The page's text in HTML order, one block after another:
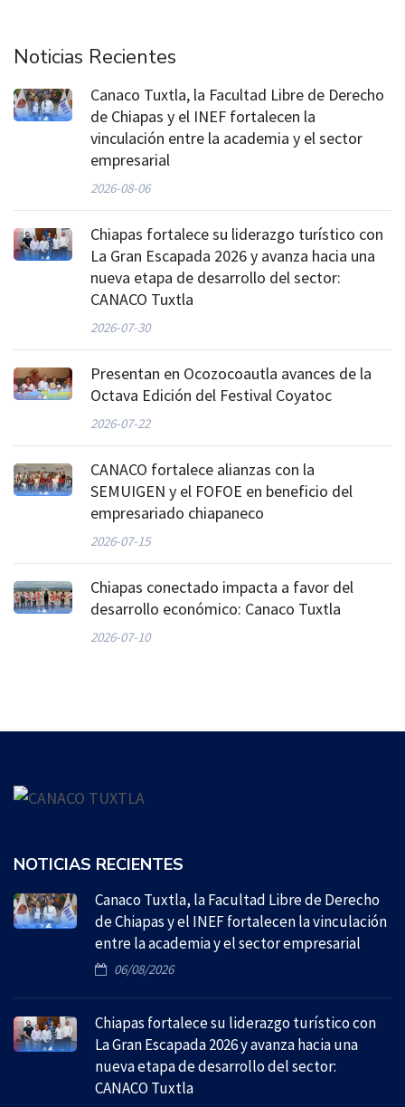
Noticias Recientes
Canaco Tuxtla, la Facultad Libre de Derecho
de Chiapas y el INEF fortalecen la
vinculación entre la academia y el sector
empresarial
2026-08-06
Chiapas fortalece su liderazgo turístico con
La Gran Escapada 2026 y avanza hacia una
nueva etapa de desarrollo del sector:
CANACO Tuxtla
2026-07-30
Presentan en Ocozocoautla avances de la
Octava Edición del Festival Coyatoc
2026-07-22
CANACO fortalece alianzas con la
SEMUIGEN y el FOFOE en beneficio del
empresariado chiapaneco
2026-07-15
Chiapas conectado impacta a favor del
desarrollo económico: Canaco Tuxtla
2026-07-10
NOTICIAS RECIENTES
Canaco Tuxtla, la Facultad Libre de Derecho
de Chiapas y el INEF fortalecen la vinculación
entre la academia y el sector empresarial
06/08/2026
Chiapas fortalece su liderazgo turístico con
La Gran Escapada 2026 y avanza hacia una
nueva etapa de desarrollo del sector:
CANACO Tuxtla